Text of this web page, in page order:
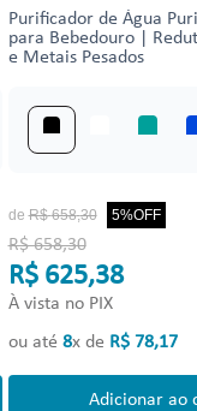
Purificador de Água
para Bebedouro |
e Metais Pesados
deR$ 658,30 5%OFF
R$ 658,30
R$ 625,38
À vista no PIX
ou até 8x de R$ 78,17
Adicionar ao